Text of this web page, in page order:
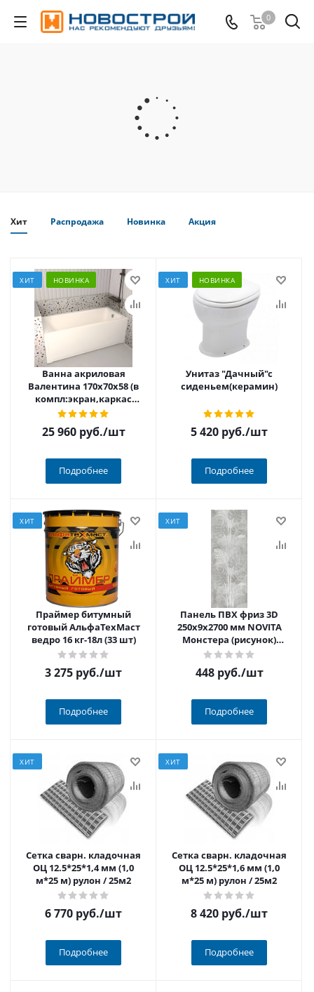
0
Хит Распродажа Новинка Акция
ХИТ НОВИНКА
Ванна акриловая
Валентина 170х70х58 (в
компл:экран,каркас
разборорный,слив-пер. с
сеточкой хром)
25 960 руб./шт
Подробнее
ХИТ НОВИНКА
Унитаз "Дачный"с
сиденьем(керамин)
5 420 руб./шт
Подробнее
ХИТ
Праймер битумный
готовый АльфаТехМаст
ведро 16 кг-18л (33 шт)
3 275 руб./шт
Подробнее
ХИТ
Панель ПВХ фриз 3D
250х9х2700 мм NOVITA
Монстера (рисунок)
РИСУНОК СОСТОИТ из 4
ШТ
448 руб./шт
Подробнее
ХИТ
Сетка сварн. кладочная
ОЦ 12.5*25*1,4 мм (1,0
м*25 м) рулон / 25м2
6 770 руб./шт
Подробнее
ХИТ
Сетка сварн. кладочная
ОЦ 12.5*25*1,6 мм (1,0
м*25 м) рулон / 25м2
8 420 руб./шт
Подробнее